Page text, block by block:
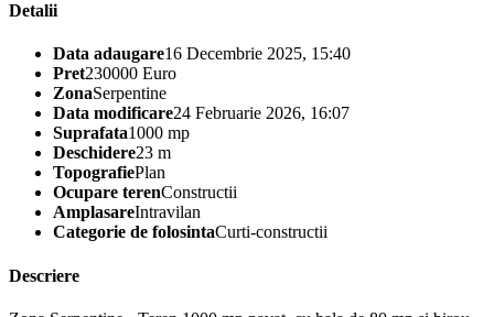
Detalii
Data adaugare16 Decembrie 2025, 15:40
Pret230000 Euro
ZonaSerpentine
Data modificare24 Februarie 2026, 16:07
Suprafata1000 mp
Deschidere23 m
TopografiePlan
Ocupare terenConstructii
AmplasareIntravilan
Categorie de folosintaCurti-constructii
Descriere